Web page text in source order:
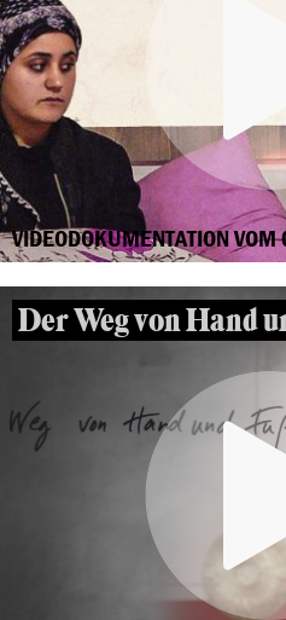
VIDEODOKUMENTATION
Der Weg von Hand